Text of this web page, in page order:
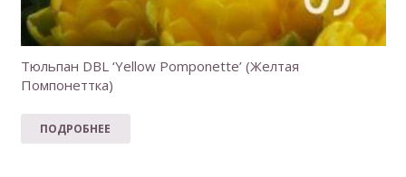
Тюльпан DBL ‘Yellow Pomponette’ (Желтая
Помпонеттка)
ПОДРОБНЕЕ